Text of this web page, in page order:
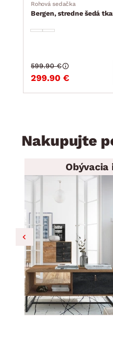
Rohová sedačka
Bergen, stredne šedá
299.90 €
599.90 €
Nakupujte
Obývacia